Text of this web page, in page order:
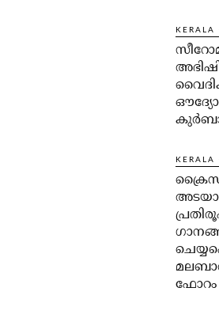
KERALA
KERALA
ഫോറം